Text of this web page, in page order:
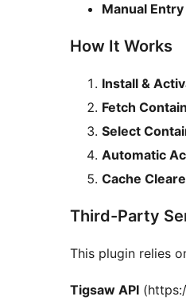
Manual Entry
How It Works
Install &
Fetch
Select
Automatic
Cache
Third-Party
This plugin relies
Tigsaw API